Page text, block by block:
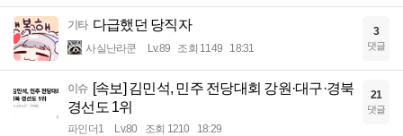
기타 다급했던 당직자
사실난라쿤 Lv.89 조회 1149 18:31
3
댓글
이슈 [속보] 김민석, 민주 전당대회 강원·대구·경북
경선도 1위
파인더1 Lv.80 조회 1210 18:29
21
댓글